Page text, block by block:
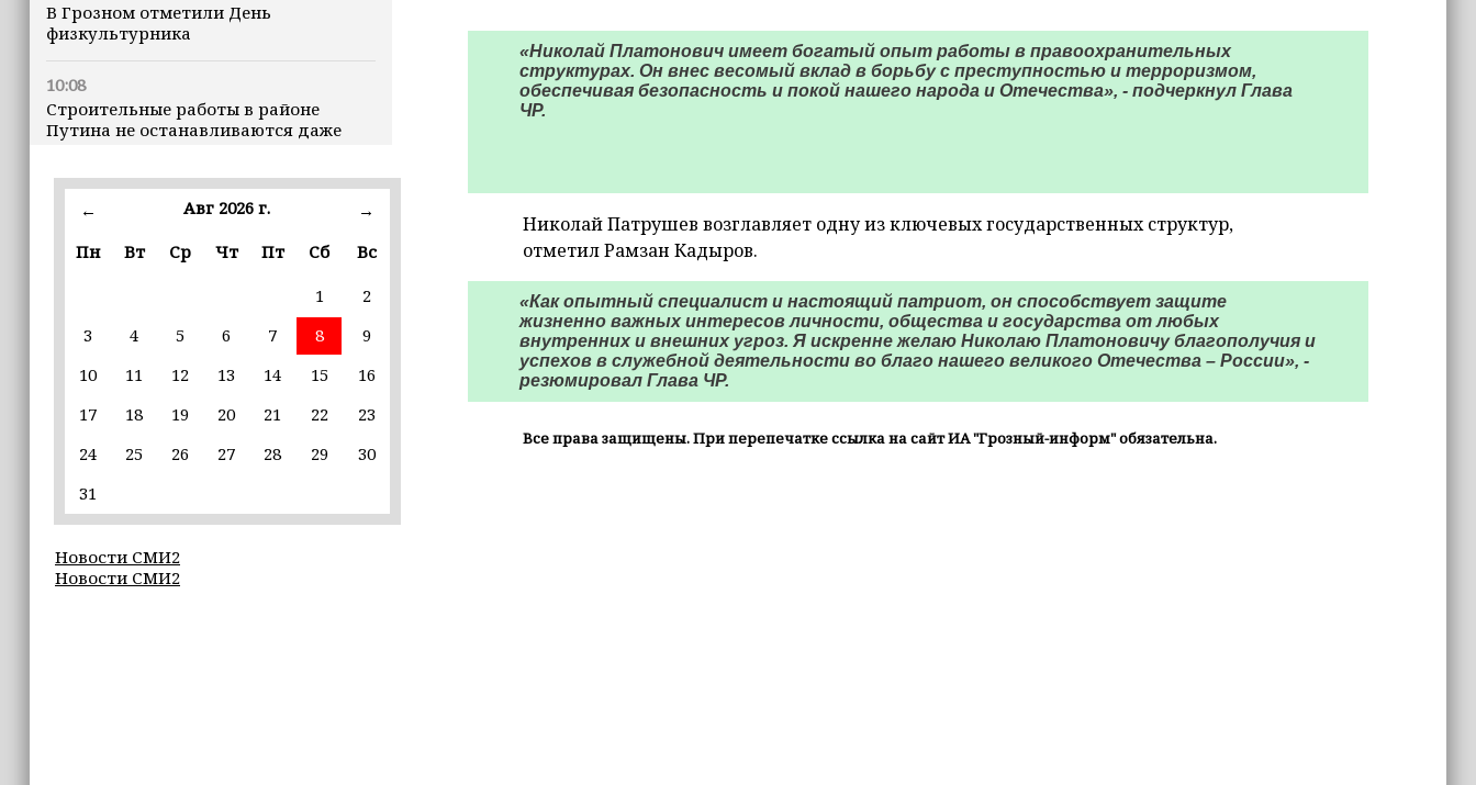
В Грозном отметили День
физкультурника
10:08
Строительные работы в районе
Путина не останавливаются даже
марта
В пяти школах столицы обновляют
инфраструктуру по госпрограмме
Силы ПВО сбили 75 БПЛА над
сутки
20:09
19:37
← Авг 2026 г.
→
Пн
Вт Ср Чт Пт Сб
Вс
1
2
3
4 5 6 7 8
9
10
11 12 13 14 15
16
17
18 19 20 21 22
23
24
25 26 27 28 29
30
31
Новости СМИ2
Новости СМИ2
«Николай Платонович имеет богатый опыт работы в правоохранительных
структурах. Он внес весомый вклад в борьбу с преступностью и терроризмом,
обеспечивая безопасность и покой нашего народа и Отечества», - подчеркнул Глава
ЧР.
Николай Патрушев возглавляет одну из ключевых государственных структур,
отметил Рамзан Кадыров.
«Как опытный специалист и настоящий патриот, он способствует защите
жизненно важных интересов личности, общества и государства от любых
внутренних и внешних угроз. Я искренне желаю Николаю Платоновичу благополучия и
успехов в служебной деятельности во благо нашего великого Отечества – России», -
резюмировал Глава ЧР.
Все права защищены. При перепечатке ссылка на сайт ИА "Грозный-информ" обязательна.